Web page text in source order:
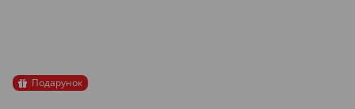
Подарунок